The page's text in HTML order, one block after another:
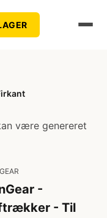
være genereret
-
- Til